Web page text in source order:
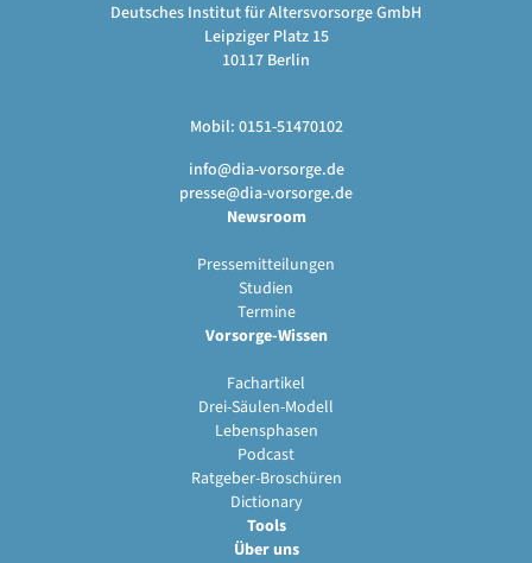
Deutsches Institut für Altersvorsorge GmbH
Leipziger Platz 15
10117 Berlin
Mobil: 0151-51470102
info@dia-vorsorge.de
presse@dia-vorsorge.de
Newsroom
Pressemitteilungen
Studien
Termine
Vorsorge-Wissen
Fachartikel
Drei-Säulen-Modell
Lebensphasen
Podcast
Ratgeber-Broschüren
Dictionary
Tools
Über uns